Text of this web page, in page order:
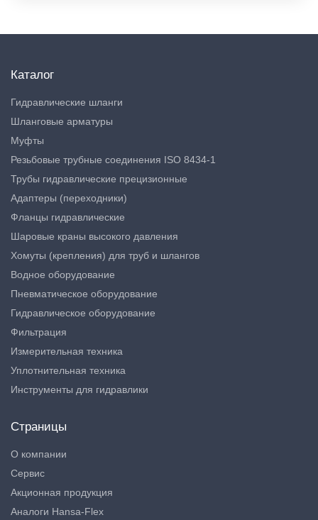
Каталог
Гидравлические шланги
Шланговые арматуры
Муфты
Резьбовые трубные соединения ISO 8434-1
Трубы гидравлические прецизионные
Адаптеры (переходники)
Фланцы гидравлические
Шаровые краны высокого давления
Хомуты (крепления) для труб и шлангов
Водное оборудование
Пневматическое оборудование
Гидравлическое оборудование
Фильтрация
Измерительная техника
Уплотнительная техника
Инструменты для гидравлики
Страницы
О компании
Сервис
Акционная продукция
Аналоги Hansa-Flex